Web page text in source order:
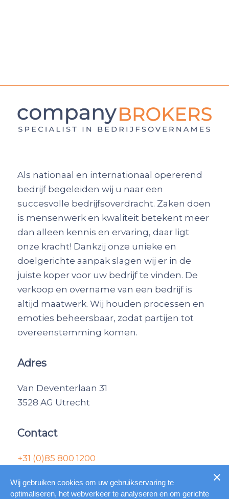
Als nationaal en internationaal opererend
bedrijf begeleiden wij u naar een
succesvolle bedrijfsoverdracht. Zaken doen
is mensenwerk en kwaliteit betekent meer
dan alleen kennis en ervaring, daar ligt
onze kracht! Dankzij onze unieke en
doelgerichte aanpak slagen wij er in de
juiste koper voor uw bedrijf te vinden. De
verkoop en overname van een bedrijf is
altijd maatwerk. Wij houden processen en
emoties beheersbaar, zodat partijen tot
overeenstemming komen.
Adres
Van Deventerlaan 31
3528 AG Utrecht
Contact
+31 (0)85 800 1200
Wij gebruiken cookies om uw gebruikservaring te
optimaliseren, het webverkeer te analyseren en om gerichte